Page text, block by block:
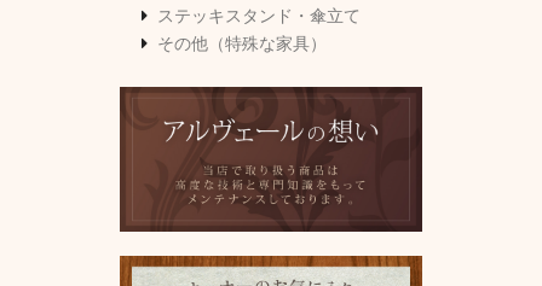
ステッキスタンド・傘立て
その他（特殊な家具）